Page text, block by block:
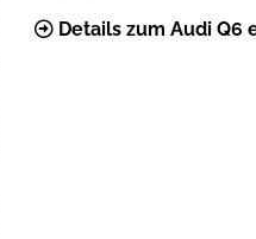
Details zum Audi Q6